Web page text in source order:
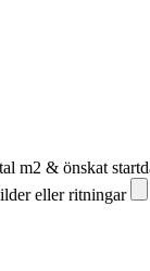
m2 & önskat
eller ritningar